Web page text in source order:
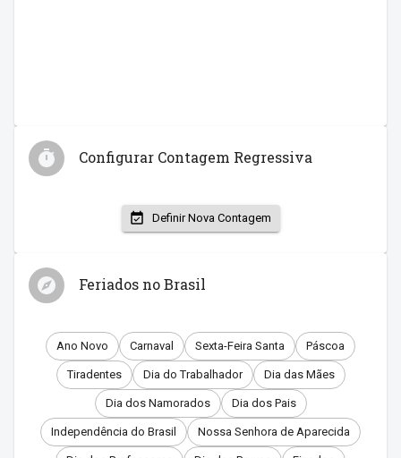
Configurar Contagem Regressiva
Definir Nova Contagem
Feriados no Brasil
Ano Novo Carnaval Sexta-Feira Santa Páscoa
Tiradentes Dia do Trabalhador Dia das Mães
Dia dos Namorados Dia dos Pais
Independência do Brasil Nossa Senhora de Aparecida